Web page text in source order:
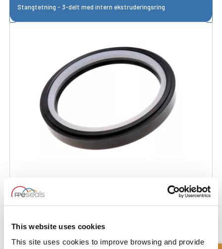
This website uses cookies
This site uses cookies to improve browsing and provide
Stangtetning - 3-delt med intern ekstruderingsring
Stangtetning med intern ekstruderingsring